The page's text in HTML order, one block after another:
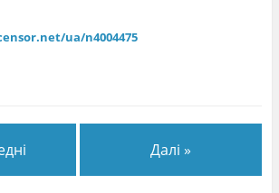
ua/n4004475
Далі »